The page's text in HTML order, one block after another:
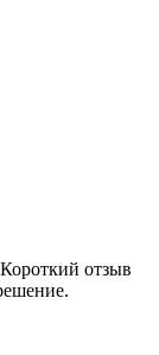
отзыв